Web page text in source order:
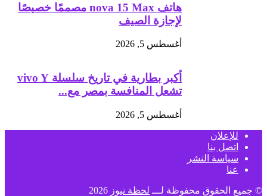
هاتف nova 15 Max مصممًا خصيصًا
لإجازة الصيف
أغسطس 5, 2026
أكبر بطارية في تاريخ سلسلة vivo Y
تشعل المنافسة بمصر مع...
أغسطس 5, 2026
للإعلان
اتصل بنا
سياسة النشر
عنا
© جميع الحقوق محفوظة لـــ لحظة نيوز